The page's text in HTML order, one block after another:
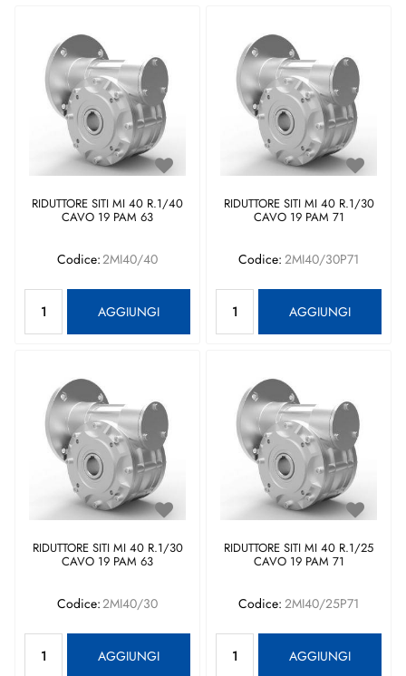
RIDUTTORE SITI MI 40 R.1/40
CAVO 19 PAM 63
Codice:2MI40/40
AGGIUNGI
RIDUTTORE SITI MI 40 R.1/30
CAVO 19 PAM 71
Codice: 2MI40/30P71
AGGIUNGI
RIDUTTORE SITI MI 40 R.1/30
CAVO 19 PAM 63
Codice:2MI40/30
AGGIUNGI
RIDUTTORE SITI MI 40 R.1/25
CAVO 19 PAM 71
Codice: 2MI40/25P71
AGGIUNGI